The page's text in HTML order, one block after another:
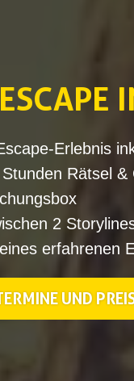
Erlebnis
Rätsel &
2
erfahrenen
UND